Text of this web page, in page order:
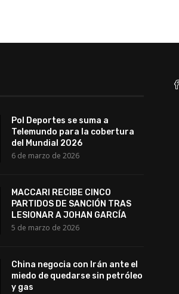
Pol Deportes se suma a
Telemundo para la cobertura
del Mundial 2026
6 de marzo de 2026
MACCARI RECIBE CINCO
PARTIDOS DE SANCIÓN TRAS
LESIONAR A JOHAN GARCÍA
5 de marzo de 2026
China negocia con Irán ante el
miedo de quedarse sin petróleo
y gas